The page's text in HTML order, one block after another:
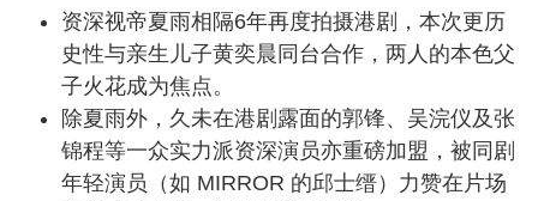
资深视帝夏雨相隔6年再度拍摄港剧，本次更历
史性与亲生儿子黄奕晨同台合作，两人的本色父
子火花成为焦点。
除夏雨外，久未在港剧露面的郭锋、吴浣仪及张
锦程等一众实力派资深演员亦重磅加盟，被同剧
年轻演员（如 MIRROR 的邱士缙）力赞在片场